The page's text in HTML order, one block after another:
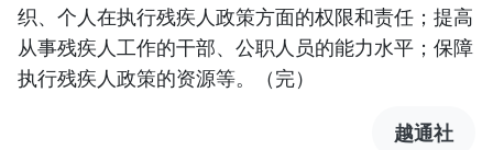
织、个人在执行残疾人政策方面的权限和责任；提高
从事残疾人工作的干部、公职人员的能力水平；保障
执行残疾人政策的资源等。（完）
越通社